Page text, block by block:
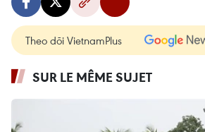
Theo dõi VietnamPlus
SUR LE MÊME SUJET